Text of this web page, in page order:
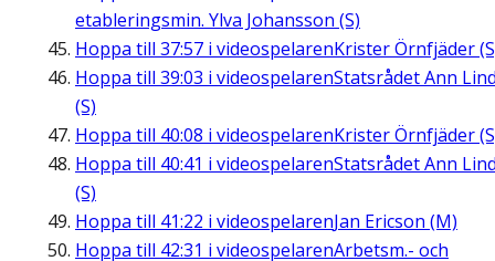
etableringsmin. Ylva Johansson (S)
Hoppa till 37:57 i videospelarenKrister Örnfjäder
Hoppa till 39:03 i videospelarenStatsrådet Ann
(S)
Hoppa till 40:08 i videospelarenKrister Örnfjäder
Hoppa till 40:41 i videospelarenStatsrådet Ann
(S)
Hoppa till 41:22 i videospelarenJan Ericson (M)
Hoppa till 42:31 i videospelarenArbetsm.- och